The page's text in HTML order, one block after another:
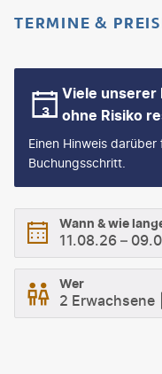
TERMINE &
Viele unserer
ohne Risiko
Einen Hinweis
Buchungsschritt.
Wann & wie
11.08.26 –
Wer
2 Erwachsene